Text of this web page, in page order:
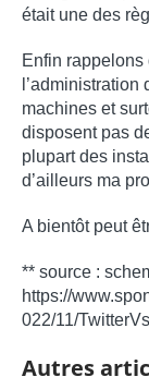
était une des
Enfin
machines et
disposent pas
plupart des
d’ailleurs ma
A bientôt peut
** source :
https://
022/11/
Autres